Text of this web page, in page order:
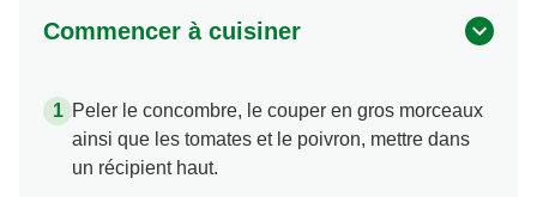
Commencer à cuisiner
Peler le concombre, le couper en gros morceaux
ainsi que les tomates et le poivron, mettre dans
un récipient haut.